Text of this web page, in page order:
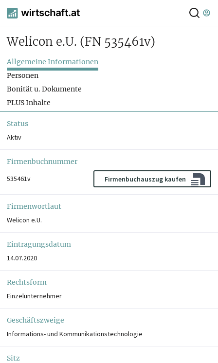
Welicon e.U. (FN 535461v)
Allgemeine Informationen
Personen
Bonität u. Dokumente
PLUS Inhalte
Status
Aktiv
Firmenbuchnummer
535461v
Firmenbuchauszug kaufen
Firmenwortlaut
Welicon e.U.
Eintragungsdatum
14.07.2020
Rechtsform
Einzelunternehmer
Geschäftszweige
Informations- und Kommunikationstechnologie
Sitz